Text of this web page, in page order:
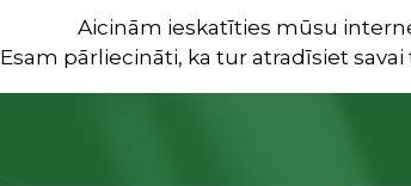
Aicinām ieskatīties mūsu
Esam pārliecināti, ka tur atradīsiet